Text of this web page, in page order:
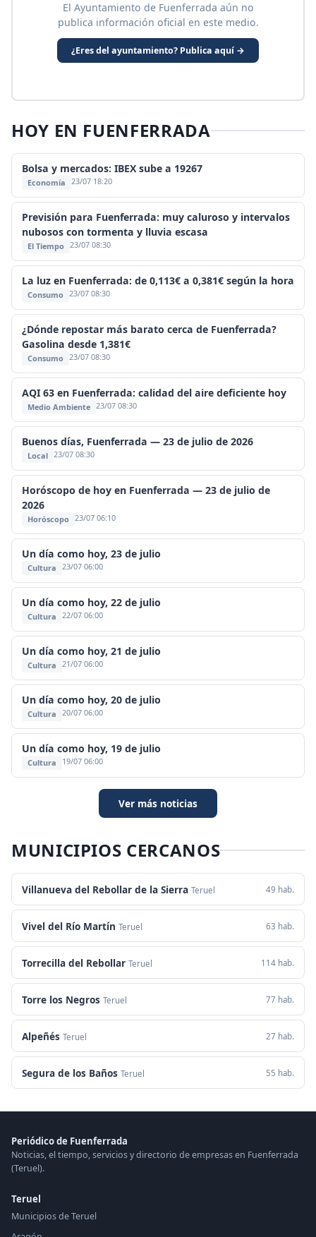
El Ayuntamiento de Fuenferrada aún no
publica información oficial en este medio.
¿Eres del ayuntamiento? Publica aquí →
HOY EN FUENFERRADA
Bolsa y mercados: IBEX sube a 19267
Economía 23/07 18:20
Previsión para Fuenferrada: muy caluroso y intervalos
nubosos con tormenta y lluvia escasa
El Tiempo 23/07 08:30
La luz en Fuenferrada: de 0,113€ a 0,381€ según la hora
Consumo 23/07 08:30
¿Dónde repostar más barato cerca de Fuenferrada?
Gasolina desde 1,381€
Consumo 23/07 08:30
AQI 63 en Fuenferrada: calidad del aire deficiente hoy
Medio Ambiente 23/07 08:30
Buenos días, Fuenferrada — 23 de julio de 2026
Local 23/07 08:30
Horóscopo de hoy en Fuenferrada — 23 de julio de
2026
Horóscopo 23/07 06:10
Un día como hoy, 23 de julio
Cultura 23/07 06:00
Un día como hoy, 22 de julio
Cultura 22/07 06:00
Un día como hoy, 21 de julio
Cultura 21/07 06:00
Un día como hoy, 20 de julio
Cultura 20/07 06:00
Un día como hoy, 19 de julio
Cultura 19/07 06:00
Ver más noticias
MUNICIPIOS CERCANOS
Villanueva del Rebollar de la Sierra Teruel 49 hab.
Vivel del Río Martín Teruel 63 hab.
Torrecilla del Rebollar Teruel 114 hab.
Torre los Negros Teruel 77 hab.
Alpeñés Teruel 27 hab.
Segura de los Baños Teruel 55 hab.
Periódico de Fuenferrada
Noticias, el tiempo, servicios y directorio de empresas en Fuenferrada
(Teruel).
Teruel
Municipios de Teruel